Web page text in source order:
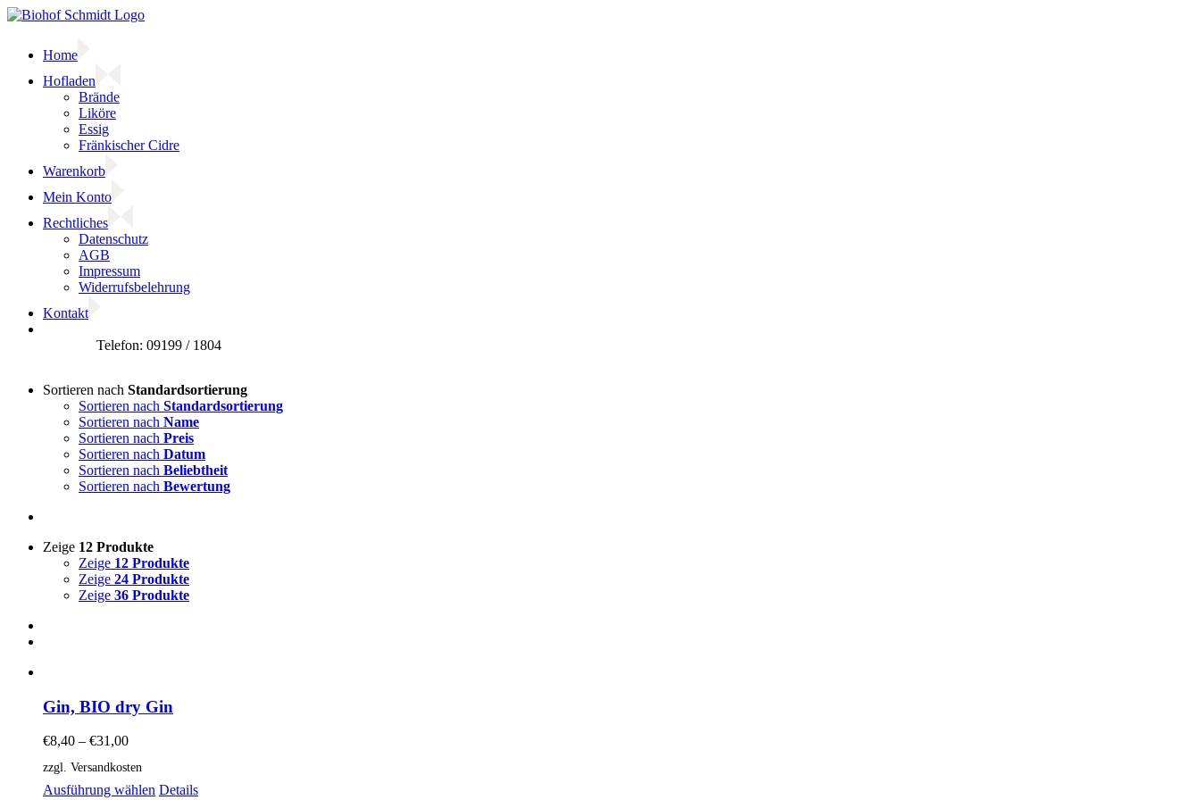
Zum
Home
Hofladen
Brände
Liköre
Essig
Fränkischer Cidre
Warenkorb
Mein Konto
Rechtliches
Datenschutz
AGB
Impressum
Widerrufsbelehrung
Kontakt
Sortieren nach Standardsortierung
Sortieren nach Standardsortierung
Sortieren nach Name
Sortieren nach Preis
Sortieren nach Datum
Sortieren nach Beliebtheit
Sortieren nach Bewertung
Zeige 12 Produkte
Zeige 12 Produkte
Zeige 24 Produkte
Zeige 36 Produkte
Gin, BIO dry Gin
€8,40 – €31,00
zzgl. Versandkosten
Ausführung wählen Dieses
Details